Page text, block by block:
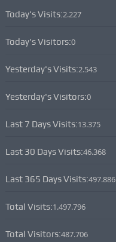
Today's Visits:2.227
Today's Visitors:0
Yesterday's Visits:2.543
Yesterday's Visitors:0
Last 7 Days Visits:13.375
Last 30 Days Visits:46.368
Last 365 Days Visits:497.886
Total Visits:1.497.796
Total Visitors:487.706